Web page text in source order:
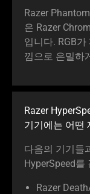
Razer
은 Razer
입니다. RGB
낌으로 은밀하
Razer
기기에는 어떤
다음의 기기들
HyperSpeed를
Razer